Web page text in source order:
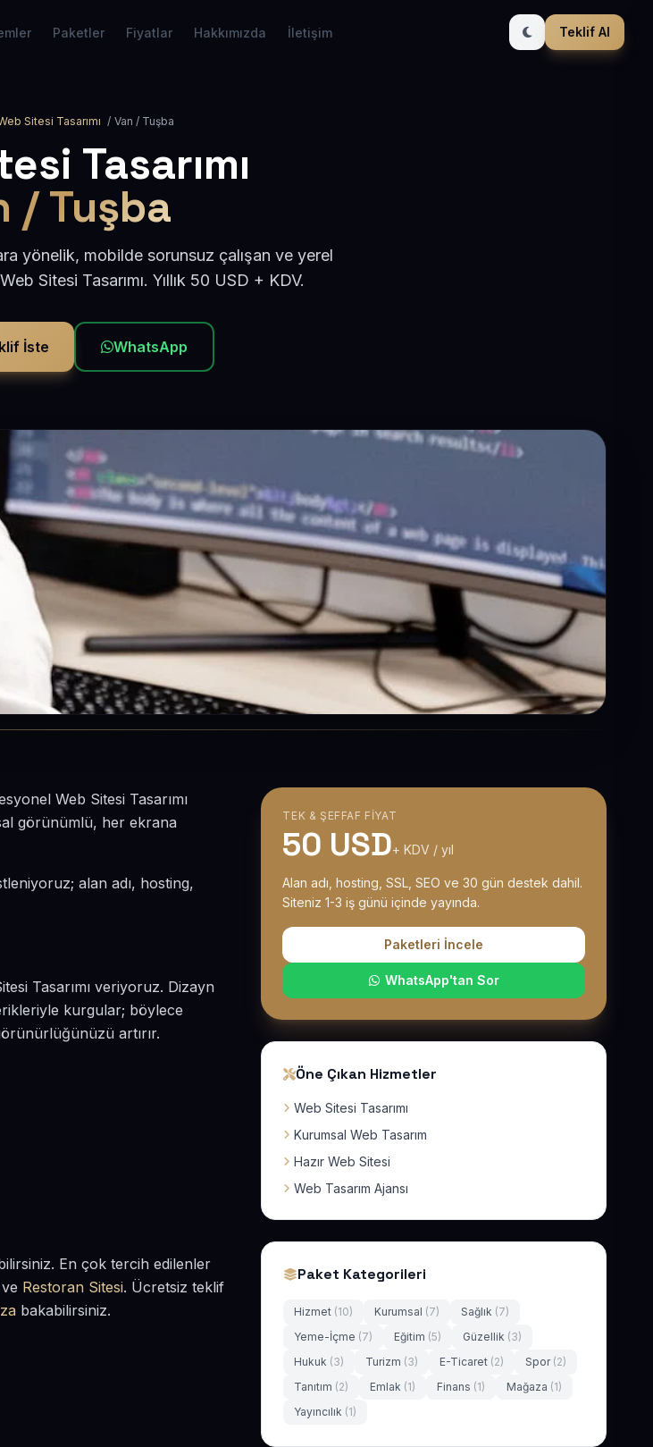
Paketler Fiyatlar Hakkımızda İletişim Teklif Al
Sitesi Tasarımı / Van / Tuşba
Tasarımı
/ Tuşba
yönelik, mobilde sorunsuz çalışan ve yerel
Sitesi Tasarımı. Yıllık 50 USD + KDV.
İste WhatsApp
Web Sitesi Tasarımı
görünümlü, her ekrana
alan adı, hosting,
Tasarımı veriyoruz. Dizayn
kurgular; böylece
artırır.
En çok tercih edilenler
ve Restoran Sitesi. Ücretsiz teklif
bakabilirsiniz.
TEK & ŞEFFAF FIYAT
50 USD+ KDV / yıl
Alan adı, hosting, SSL, SEO ve 30 gün destek dahil.
Siteniz 1-3 iş günü içinde yayında.
Paketleri İncele
WhatsApp'tan Sor
Öne Çıkan Hizmetler
Web Sitesi Tasarımı
Kurumsal Web Tasarım
Hazır Web Sitesi
Web Tasarım Ajansı
Paket Kategorileri
Hizmet (10) Kurumsal (7) Sağlık (7)
Yeme-İçme (7) Eğitim (5) Güzellik (3)
Hukuk (3) Turizm (3) E-Ticaret (2) Spor (2)
Tanıtım (2) Emlak (1) Finans (1) Mağaza (1)
Yayıncılık (1)